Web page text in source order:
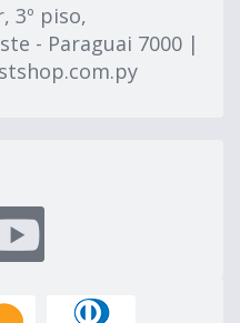
3º piso,
- Paraguai 7000 |